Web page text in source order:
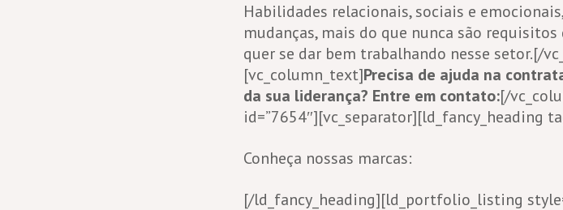
Habilidades relacionais, sociais e
mudanças, mais do que nunca são
quer se dar bem trabalhando nesse setor.[/
[vc_column_text]Precisa de ajuda na
da sua liderança? Entre em contato:[/
id=”7654″][vc_separator][ld_fancy_heading
Conheça nossas marcas:
[/ld_fancy_heading][ld_portfolio_listing